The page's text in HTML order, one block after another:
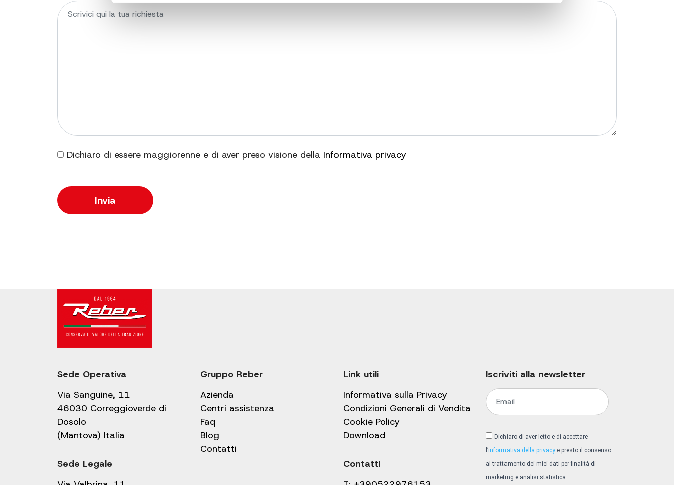
Dichiaro di essere maggiorenne e di aver preso visione della Informativa privacy
Sede Operativa
Via Sanguine, 11
46030 Correggioverde di
Dosolo
(Mantova) Italia
Sede Legale
Gruppo Reber
Azienda
Centri assistenza
Faq
Blog
Contatti
Link utili
Informativa sulla Privacy
Condizioni Generali di Vendita
Cookie Policy
Download
Contatti
Iscriviti alla newsletter
Dichiaro di aver letto e di accettare
l’informativa della privacy e presto il consenso
al trattamento dei miei dati per finalità di
marketing e analisi statistica.